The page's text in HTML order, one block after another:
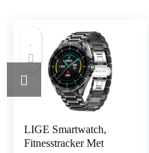
LIGE Smartwatch,
Fitnesstracker Met